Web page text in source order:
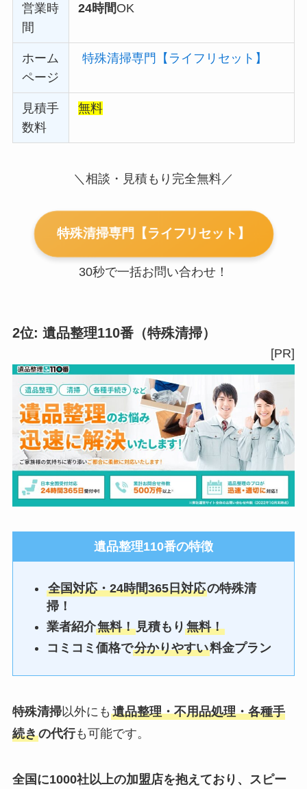
営業時
間
24時間OK
ホーム
ページ
特殊清掃専門【ライフリセット】
見積手
数料
無料
＼相談・見積もり完全無料／
特殊清掃専門【ライフリセット】
30秒で一括お問い合わせ！
2位: 遺品整理110番（特殊清掃）
[PR]
遺品整理110番の特徴
全国対応・24時間365日対応の特殊清
掃！
業者紹介無料！ 見積もり無料！
コミコミ価格で分かりやすい料金プラン
特殊清掃以外にも 遺品整理・不用品処理・各種手
続きの代行も可能です。
全国に1000社以上の加盟店を抱えており、スピー